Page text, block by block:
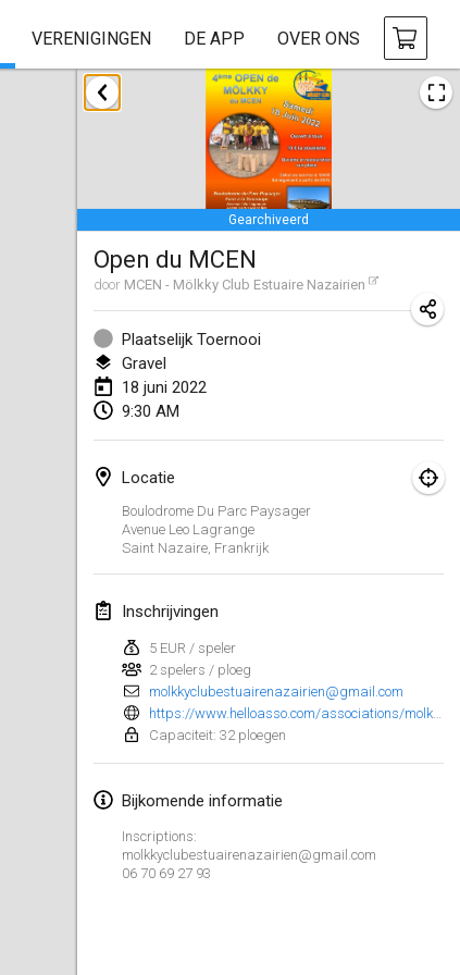
VERENIGINGEN DE APP OVER ONS
Gearchiveerd
Open du MCEN
door MCEN - Mölkky Club Estuaire Nazairien
Plaatselijk Toernooi
Gravel
18 juni 2022
9:30 AM
Locatie
Boulodrome Du Parc Paysager
Avenue Leo Lagrange
Saint Nazaire, Frankrijk
Inschrijvingen
5 EUR / speler
2 spelers / ploeg
molkkyclubestuairenazairien@gmail.com
Capaciteit: 32 ploegen
Bijkomende informatie
Inscriptions:
molkkyclubestuairenazairien@gmail.com
06 70 69 27 93
januari 2022
GEANNULEERD
Tournoi Mixte ASPTTOM
22 jan. 2022|Frankrijk
KKS Halli Duppeli
22 jan. 2022|Finland
Mölkky Tournament - Doubles
22 jan. 2022|Japan
Suomelan Mölkky-open
22 jan. 2022
23 jan. 2022
februari 2022
4 feb. 2022
GEANNULEERD
TangoMölkky
5 feb. 2022|Finland
Yamagata Tournament
13 feb. 2022|Japan